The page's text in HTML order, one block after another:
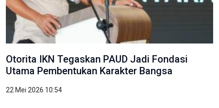
Otorita IKN Tegaskan PAUD Jadi Fondasi
Utama Pembentukan Karakter Bangsa
22 Mei 2026 10:54